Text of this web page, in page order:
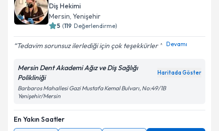
Diş Hekimi
Mersin, Yenişehir
5 (119 Değerlendirme)
Tedavim sorunsuz ilerlediği için çok teşekkürler Devamı
Mersin Dent Akademi Ağız ve Diş Sağlığı
Polikliniği
Haritada Göster
Barbaros Mahallesi Gazi Mustafa Kemal Bulvarı, No:49/1B
Yenişehir/Mersin
En Yakın Saatler